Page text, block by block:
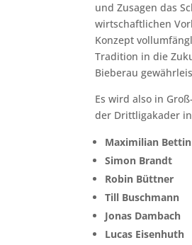
und Zusagen das
wirtschaftlichen
Konzept
Tradition in die
Bieberau
Es wird also in
der Drittligakader
Maximilian Bettin
Simon Brandt
Robin Büttner
Till Buschmann
Jonas Dambach
Lucas Eisenhuth